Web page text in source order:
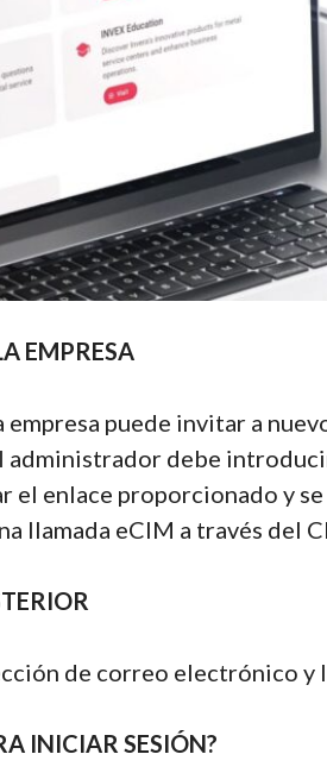
EMPRESA
puede invitar a
administrador debe
el enlace proporcionado y
llamada eCIM a través del
de correo electrónico y
INICIAR SESIÓN?